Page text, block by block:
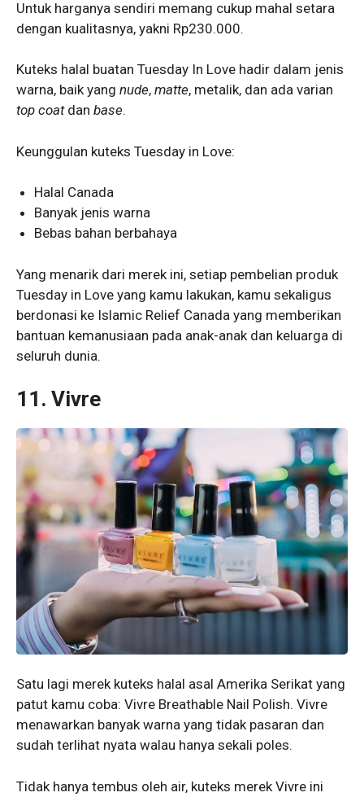
Untuk harganya sendiri memang cukup mahal setara
dengan kualitasnya, yakni Rp230.000.
Kuteks halal buatan Tuesday In Love hadir dalam jenis
warna, baik yang nude, matte, metalik, dan ada varian
top coat dan base.
Keunggulan kuteks Tuesday in Love:
Halal Canada
Banyak jenis warna
Bebas bahan berbahaya
Yang menarik dari merek ini, setiap pembelian produk
Tuesday in Love yang kamu lakukan, kamu sekaligus
berdonasi ke Islamic Relief Canada yang memberikan
bantuan kemanusiaan pada anak-anak dan keluarga di
seluruh dunia.
11. Vivre
Satu lagi merek kuteks halal asal Amerika Serikat yang
patut kamu coba: Vivre Breathable Nail Polish. Vivre
menawarkan banyak warna yang tidak pasaran dan
sudah terlihat nyata walau hanya sekali poles.
Tidak hanya tembus oleh air, kuteks merek Vivre ini